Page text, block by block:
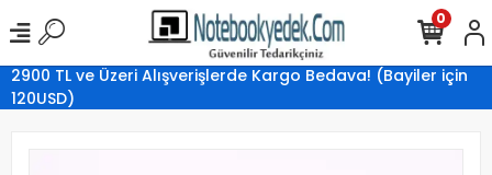
2900 TL ve Üzeri Alışverişlerde Kargo Bedava! (Bayiler için
120USD)
0